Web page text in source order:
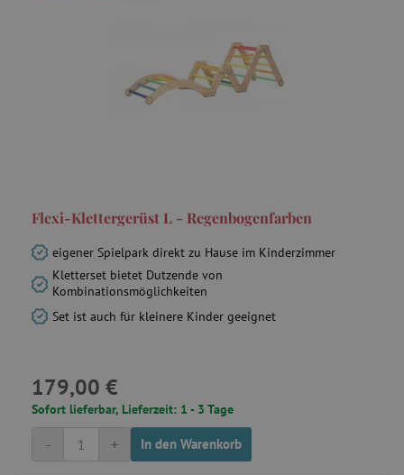
Flexi-Klettergerüst L - Regenbogenfarben
eigener Spielpark direkt zu Hause im Kinderzimmer
Kletterset bietet Dutzende von
Kombinationsmöglichkeiten
Set ist auch für kleinere Kinder geeignet
179,00 €
Sofort lieferbar, Lieferzeit: 1 - 3 Tage
+
- In den Warenkorb